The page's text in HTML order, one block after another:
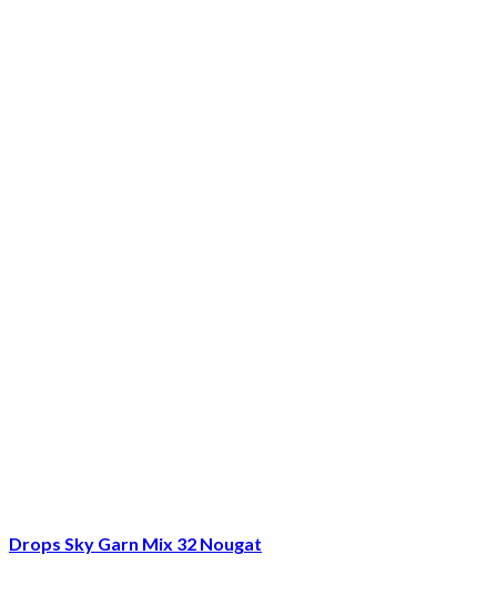
Drops Sky Garn Mix 32 Nougat